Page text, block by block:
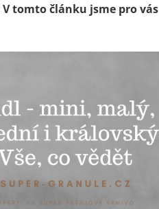
V tomto článku jsme pro vás